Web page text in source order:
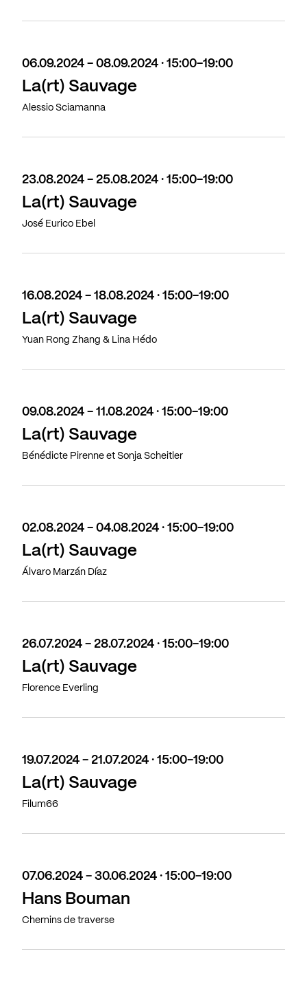
06.09.2024 - 08.09.2024 · 15:00-19:00
La(rt) Sauvage
Alessio Sciamanna
23.08.2024 - 25.08.2024 · 15:00-19:00
La(rt) Sauvage
José Eurico Ebel
16.08.2024 - 18.08.2024 · 15:00-19:00
La(rt) Sauvage
Yuan Rong Zhang & Lina Hédo
09.08.2024 - 11.08.2024 · 15:00-19:00
La(rt) Sauvage
Bénédicte Pirenne et Sonja Scheitler
02.08.2024 - 04.08.2024 · 15:00-19:00
La(rt) Sauvage
Álvaro Marzán Díaz
26.07.2024 - 28.07.2024 · 15:00-19:00
La(rt) Sauvage
Florence Everling
19.07.2024 - 21.07.2024 · 15:00-19:00
La(rt) Sauvage
Filum66
07.06.2024 - 30.06.2024 · 15:00-19:00
Hans Bouman
Chemins de traverse